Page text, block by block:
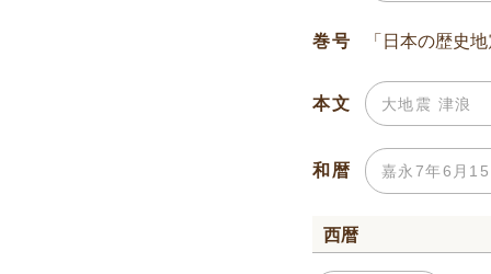
巻号
本文
和暦
西暦